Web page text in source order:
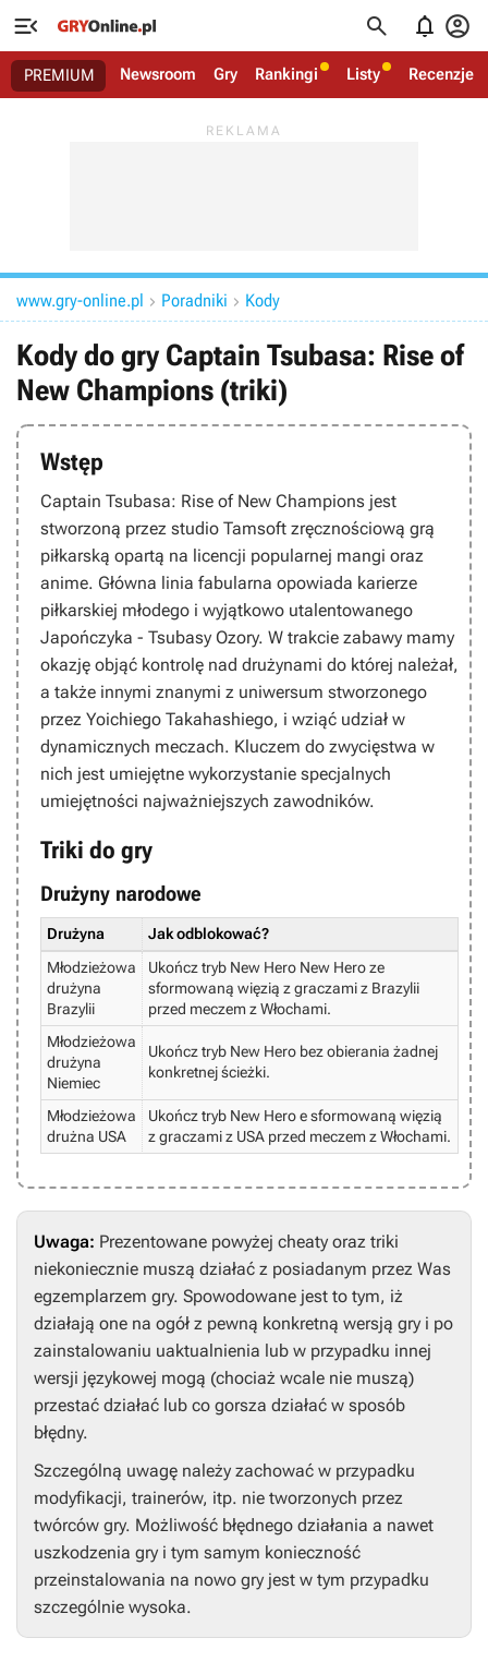
   
PREMIUM Newsroom Gry Rankingi Listy Recenzje
www.gry-online.pl  Poradniki  Kody
Kody do gry Captain Tsubasa: Rise of
New Champions (triki)
Wstęp
Captain Tsubasa: Rise of New Champions jest
stworzoną przez studio Tamsoft zręcznościową grą
piłkarską opartą na licencji popularnej mangi oraz
anime. Główna linia fabularna opowiada karierze
piłkarskiej młodego i wyjątkowo utalentowanego
Japończyka - Tsubasy Ozory. W trakcie zabawy mamy
okazję objąć kontrolę nad drużynami do której należał,
a także innymi znanymi z uniwersum stworzonego
przez Yoichiego Takahashiego, i wziąć udział w
dynamicznych meczach. Kluczem do zwycięstwa w
nich jest umiejętne wykorzystanie specjalnych
umiejętności najważniejszych zawodników.
Triki do gry
Drużyny narodowe
Drużyna
Jak odblokować?
Młodzieżowa
drużyna
Brazylii
Ukończ tryb New Hero New Hero ze
sformowaną więzią z graczami z Brazylii
przed meczem z Włochami.
Młodzieżowa
drużyna
Niemiec
Ukończ tryb New Hero bez obierania żadnej
konkretnej ścieżki.
Młodzieżowa
drużna USA
Ukończ tryb New Hero e sformowaną więzią
z graczami z USA przed meczem z Włochami.
Uwaga: Prezentowane powyżej cheaty oraz triki
niekoniecznie muszą działać z posiadanym przez Was
egzemplarzem gry. Spowodowane jest to tym, iż
działają one na ogół z pewną konkretną wersją gry i po
zainstalowaniu uaktualnienia lub w przypadku innej
wersji językowej mogą (chociaż wcale nie muszą)
przestać działać lub co gorsza działać w sposób
błędny.
Szczególną uwagę należy zachować w przypadku
modyfikacji, trainerów, itp. nie tworzonych przez
twórców gry. Możliwość błędnego działania a nawet
uszkodzenia gry i tym samym konieczność
przeinstalowania na nowo gry jest w tym przypadku
szczególnie wysoka.